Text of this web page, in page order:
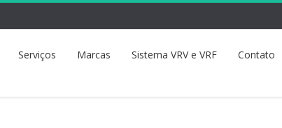
Serviços Marcas Sistema VRV e VRF Contato